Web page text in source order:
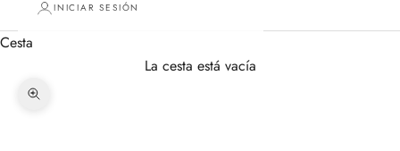
INICIAR SESIÓN
Cesta
La cesta está vacía
Zoom